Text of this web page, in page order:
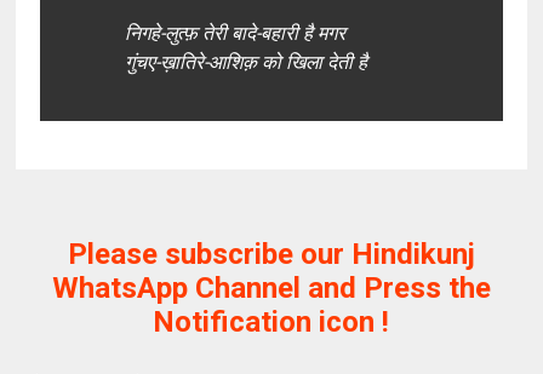
निगहे-लुत्फ़ तेरी बादे-बहारी है मगर
गुंचए-ख़ातिरे-आशिक़ को खिला देती है
Please subscribe our Hindikunj
WhatsApp Channel and Press the
Notification icon !